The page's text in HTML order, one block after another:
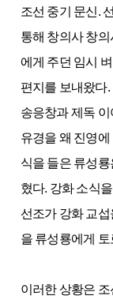
조선 중기 문신.
통해 창의사 창
에게 주던 임시
편지를 보내왔다
송응창과 제독
유경을 왜 진영
식을 들은 류성
혔다. 강화 소식
선조가 강화 교
을 류성룡에게
이러한 상황은